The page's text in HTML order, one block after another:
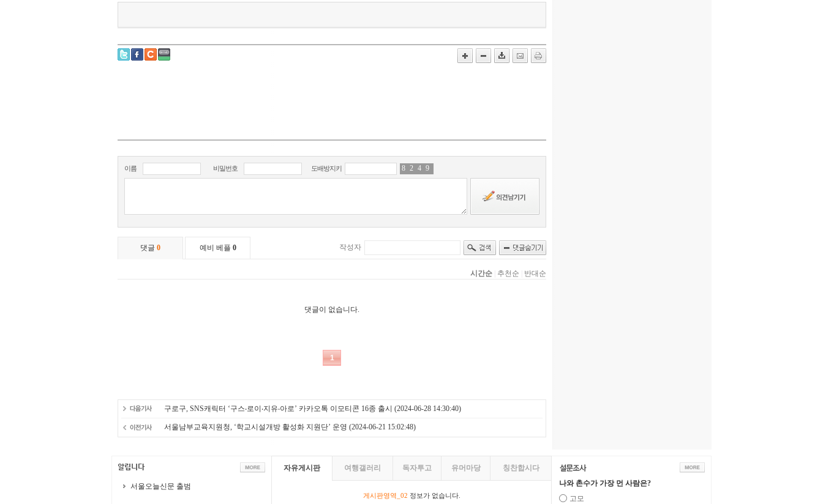
구로구, SNS캐릭터 ‘구스‧로이‧지유‧아로’ 카카오톡 이모티콘 16종 출시 (2024-06-28 14:30:40)
서울남부교육지원청, ‘학교시설개방 활성화 지원단’ 운영 (2024-06-21 15:02:48)
서울오늘신문 출범
자유게시판 여행갤러리 독자투고 유머마당 칭찬합시다
게시판영역_02 정보가 없습니다.
나와 촌수가 가장 먼 사람은?
고모